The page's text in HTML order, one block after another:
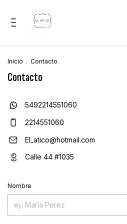
Inicio . Contacto
Contacto
5492214551060
2214551060
El_atico@hotmail.com
Calle 44 #1035
Nombre